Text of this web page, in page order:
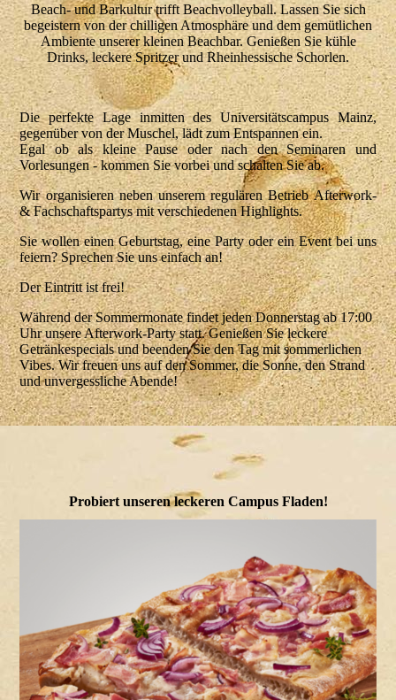
Beach- und Barkultur trifft Beachvolleyball. Lassen Sie sich
begeistern von der chilligen Atmosphäre und dem gemütlichen
Ambiente unserer kleinen Beachbar. Genießen Sie kühle
Drinks, leckere Spritzer und Rheinhessische Schorlen.
Die perfekte Lage inmitten des Universitätscampus Mainz,
gegenüber von der Muschel, lädt zum Entspannen ein.
Egal ob als kleine Pause oder nach den Seminaren und
Vorlesungen - kommen Sie vorbei und schalten Sie ab.
Wir organisieren neben unserem regulären Betrieb Afterwork-
& Fachschaftspartys mit verschiedenen Highlights.
Sie wollen einen Geburtstag, eine Party oder ein Event bei uns
feiern? Sprechen Sie uns einfach an!
Der Eintritt ist frei!
Während der Sommermonate findet jeden Donnerstag ab 17:00
Uhr unsere Afterwork-Party statt. Genießen Sie leckere
Getränkespecials und beenden Sie den Tag mit sommerlichen
Vibes. Wir freuen uns auf den Sommer, die Sonne, den Strand
und unvergessliche Abende!
Probiert unseren leckeren Campus Fladen!